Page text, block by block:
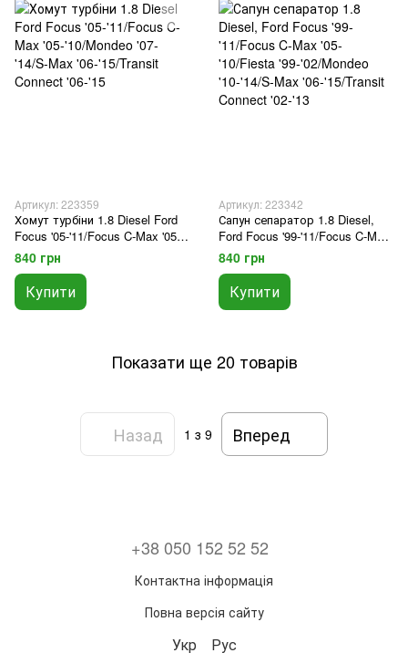
Артикул: 223359
Хомут турбіни 1.8 Diesel Ford
Focus '05-'11/Focus C-Max '05-
'10/Mondeo '07-'14/S-Max '06-
'15/Transit Connect '06-'15
840 грн
Купити
Артикул: 223342
Сапун сепаратор 1.8 Diesel,
Ford Focus '99-'11/Focus C-Max
'05-'10/Fiesta '99-'02/Mondeo '10-
'14/S-Max '06-'15/Transit
Connect '02-'13
840 грн
Купити
Показати ще 20 товарів
Назад 1 з 9 Вперед
+38 050 152 52 52
Контактна інформація
Повна версія сайту
Укр Рус